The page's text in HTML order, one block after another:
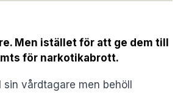
Men istället för att ge dem till
för narkotikabrott.
vårdtagare men behöll